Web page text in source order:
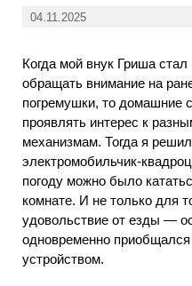
04.11.2025
Когда мой внук Гриша стал
обращать внимание на
погремушки, то домашние
проявлять интерес к
механизмам. Тогда я
электромобильчик-
погоду можно было
комнате. И не только для
удовольствие от езды —
одновременно приобщался
устройством.